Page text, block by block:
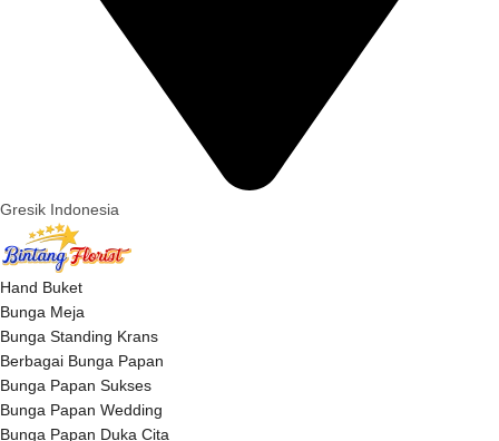
Gresik Indonesia
Hand Buket
Bunga Meja
Bunga Standing Krans
Berbagai Bunga Papan
Bunga Papan Sukses
Bunga Papan Wedding
Bunga Papan Duka Cita